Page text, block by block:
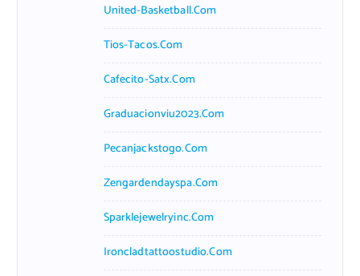
United-Basketball.com
Tios-Tacos.com
Cafecito-Satx.com
Graduacionviu2023.com
Pecanjackstogo.com
Zengardendayspa.com
Sparklejewelryinc.com
Ironcladtattoostudio.com